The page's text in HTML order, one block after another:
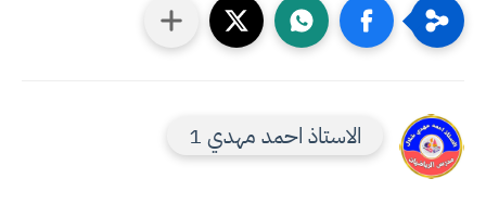
الاستاذ احمد مهدي 1